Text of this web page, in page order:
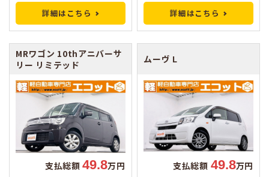
詳細はこちら 詳細はこちら
MRワゴン 10thアニバーサ
リー リミテッド
支払総額49.8万円
ムーヴ L
支払総額 49.8万円